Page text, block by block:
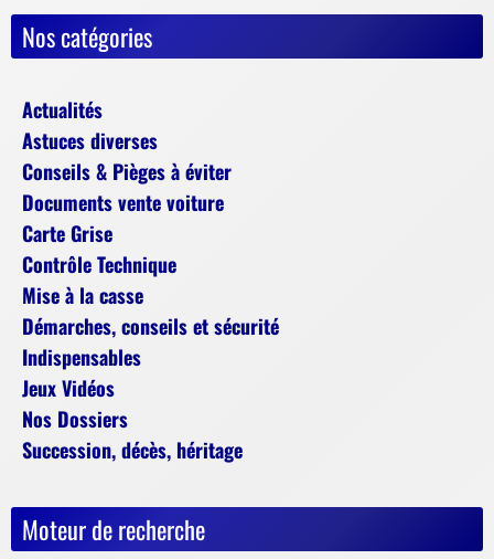
Nos catégories
Actualités
Astuces diverses
Conseils & Pièges à éviter
Documents vente voiture
Carte Grise
Contrôle Technique
Mise à la casse
Démarches, conseils et sécurité
Indispensables
Jeux Vidéos
Nos Dossiers
Succession, décès, héritage
Moteur de recherche